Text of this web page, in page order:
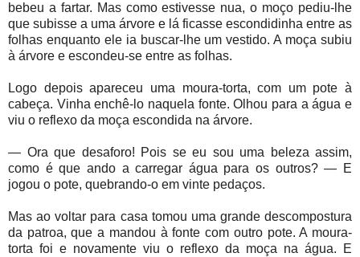
bebeu a fartar. Mas como estivesse nua, o moço pediu-lhe
que subisse a uma árvore e lá ficasse escondidinha entre as
folhas enquanto ele ia buscar-lhe um vestido. A moça subiu
à árvore e escondeu-se entre as folhas.
Logo depois apareceu uma moura-torta, com um pote à
cabeça. Vinha enchê-lo naquela fonte. Olhou para a água e
viu o reflexo da moça escondida na árvore.
— Ora que desaforo! Pois se eu sou uma beleza assim,
como é que ando a carregar água para os outros? — E
jogou o pote, quebrando-o em vinte pedaços.
Mas ao voltar para casa tomou uma grande descompostura
da patroa, que a mandou à fonte com outro pote. A moura-
torta foi e novamente viu o reflexo da moça na água. E